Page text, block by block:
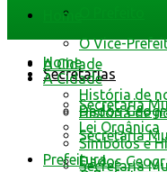
O Vice-
Secretarias
Secretaria
Secretaria
Secretaria
Home
A Cidade
História de
Dados
Home
A Cidade
História de
Dados
Lei Orgânica
Símbolos e
Prefeitura